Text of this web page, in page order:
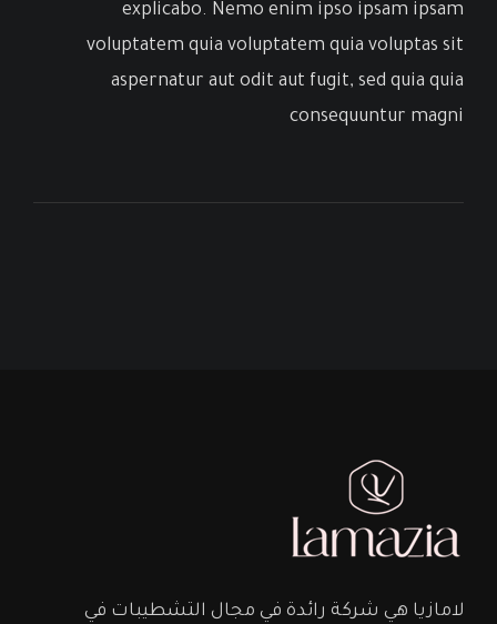
explicabo. Nemo enim ipso ipsam ipsam
voluptatem quia voluptatem quia voluptas sit
aspernatur aut odit aut fugit, sed quia quia
consequuntur magni
لامازيا هي شركة رائدة في مجال التشطيبات في